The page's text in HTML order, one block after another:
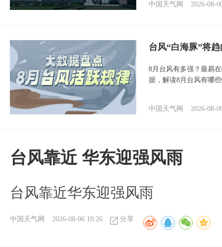
中国天气网
2026-08-
台风“白海豚”将
8月台风有多强？最易
据，解读8月台风有哪
中国天气网 2026-08-
台风靠近 华东迎强风雨
台风靠近华东迎强风雨
中国天气网 2026-08-06 10:26 分享